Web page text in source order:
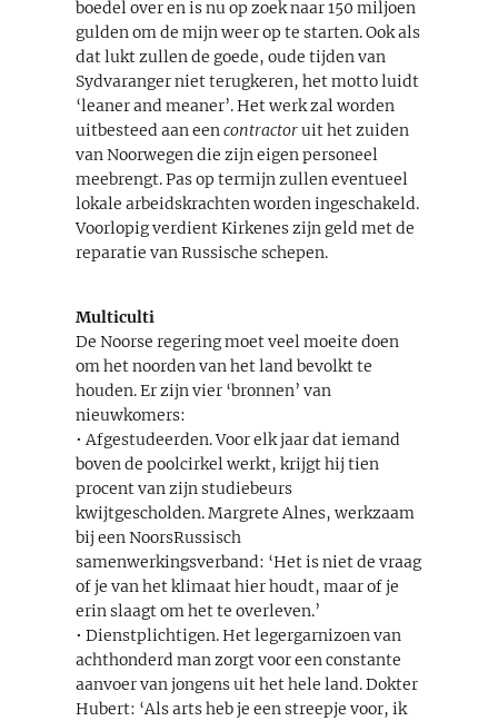
boedel over en is nu op zoek naar 150 miljoen
gulden om de mijn weer op te starten. Ook als
dat lukt zullen de goede, oude tijden van
Sydvaranger niet terugkeren, het motto luidt
‘leaner and meaner’. Het werk zal worden
uitbesteed aan eencontractoruit het zuiden
van Noorwegen die zijn eigen personeel
meebrengt. Pas op termijn zullen eventueel
lokale arbeidskrachten worden ingeschakeld.
Voorlopig verdient Kirkenes zijn geld met de
reparatie van Russische schepen.
Multiculti
De Noorse regering moet veel moeite doen
om het noorden van het land bevolkt te
houden. Er zijn vier ‘bronnen’ van
nieuwkomers:
• Afgestudeerden. Voor elk jaar dat iemand
boven de poolcirkel werkt, krijgt hij tien
procent van zijn studiebeurs
kwijtgescholden. Margrete Alnes, werkzaam
bij een NoorsRussisch
samenwerkingsverband: ‘Het is niet de vraag
of je van het klimaat hier houdt, maar of je
erin slaagt om het te overleven.’
• Dienstplichtigen. Het legergarnizoen van
achthonderd man zorgt voor een constante
aanvoer van jongens uit het hele land. Dokter
Hubert: ‘Als arts heb je een streepje voor, ik